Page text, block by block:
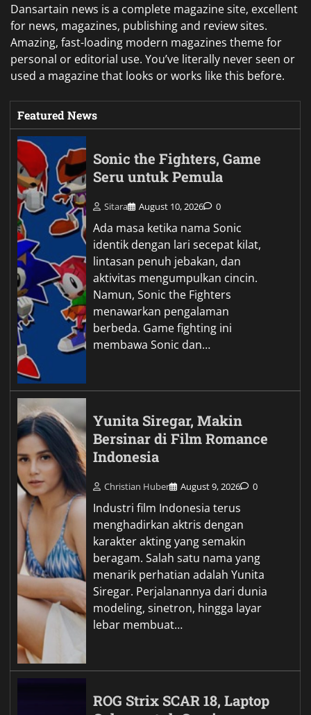
Dansartain news is a complete magazine site, excellent
for news, magazines, publishing and review sites.
Amazing, fast-loading modern magazines theme for
personal or editorial use. You’ve literally never seen or
used a magazine that looks or works like this before.
Featured News
Sonic the Fighters, Game
Seru untuk Pemula
Sitara August 10, 2026 0
Ada masa ketika nama Sonic
identik dengan lari secepat kilat,
lintasan penuh jebakan, dan
aktivitas mengumpulkan cincin.
Namun, Sonic the Fighters
menawarkan pengalaman
berbeda. Game fighting ini
membawa Sonic dan…
Yunita Siregar, Makin
Bersinar di Film Romance
Indonesia
Christian Huber August 9, 2026 0
Industri film Indonesia terus
menghadirkan aktris dengan
karakter akting yang semakin
beragam. Salah satu nama yang
menarik perhatian adalah Yunita
Siregar. Perjalanannya dari dunia
modeling, sinetron, hingga layar
lebar membuat…
ROG Strix SCAR 18, Laptop